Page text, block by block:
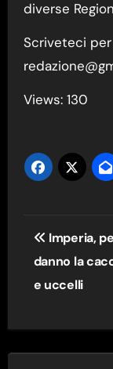
diverse
Scriveteci
Views: 130
articoli
Imperia,
danno la
e uccelli